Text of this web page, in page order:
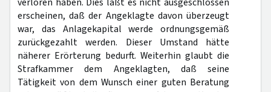
erscheinen, daß der Angeklagte davon überzeugt
war, das Anlagekapital werde ordnungsgemäß
zurückgezahlt werden. Dieser Umstand hätte
näherer Erörterung bedurft. Weiterhin glaubt die
Strafkammer dem Angeklagten, daß seine
Tätigkeit von dem Wunsch einer guten Beratung